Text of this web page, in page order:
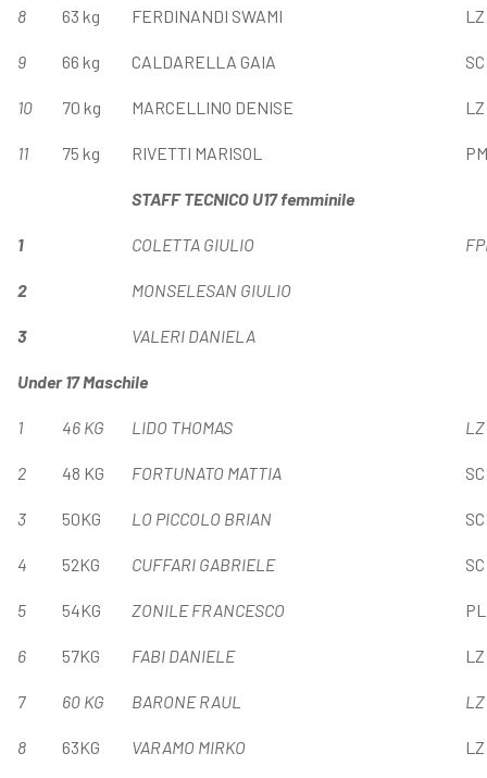
8 63 kg FERDINANDI SWAMI LZ
9 66 kg CALDARELLA GAIA SC
10 70 kg MARCELLINO DENISE LZ
11 75 kg RIVETTI MARISOL PM
STAFF TECNICO U17femminile
1 COLETTA GIULIO
2 MONSELESAN GIULIO
3 VALERI DANIELA
Under 17Maschile
1 46 KG LIDO THOMAS LZ
2 48 KG FORTUNATO MATTIA SC
3 50KG LO PICCOLO BRIAN SC
4 52KG CUFFARI GABRIELE SC
5 54KG ZONILE FRANCESCO PL
6 57KG FABI DANIELE LZ
7 60 KG BARONE RAUL LZ
8 63KG VARAMO MIRKO LZ